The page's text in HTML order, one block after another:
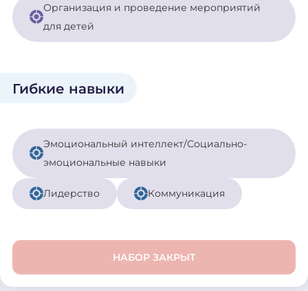
Организация и проведение мероприятий
для детей
Гибкие навыки
Эмоциональный интеллект/Социально-
эмоциональные навыки
Лидерство Коммуникация
НАБОР ЗАКРЫТ